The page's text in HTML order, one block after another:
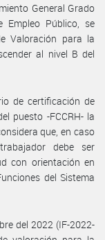
General Grado
Empleo Público, se
Valoración para la
al nivel B del
de certificación de
puesto -FCCRH- la
que, en caso
debe ser
con orientación en
del Sistema
del 2022 (IF-2022-